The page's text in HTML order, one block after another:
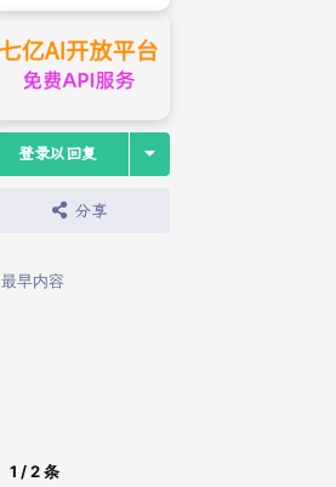
登录以回复
分享
最早内容
1 /2条